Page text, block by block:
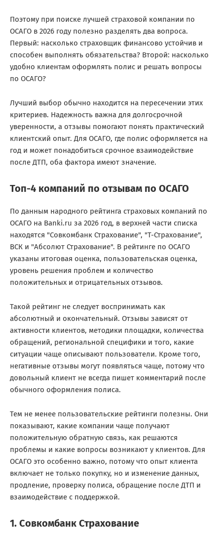
Поэтому при поиске лучшей страховой компании по
ОСАГО в 2026 году полезно разделять два вопроса.
Первый: насколько страховщик финансово устойчив и
способен выполнять обязательства? Второй: насколько
удобно клиентам оформлять полис и решать вопросы
по ОСАГО?
Лучший выбор обычно находится на пересечении этих
критериев. Надежность важна для долгосрочной
уверенности, а отзывы помогают понять практический
клиентский опыт. Для ОСАГО, где полис оформляется на
год и может понадобиться срочное взаимодействие
после ДТП, оба фактора имеют значение.
Топ-4 компаний по отзывам по ОСАГО
По данным народного рейтинга страховых компаний по
ОСАГО на Banki.ru за 2026 год, в верхней части списка
находятся "Совкомбанк Страхование", "Т-Страхование",
ВСК и "Абсолют Страхование". В рейтинге по ОСАГО
указаны итоговая оценка, пользовательская оценка,
уровень решения проблем и количество
положительных и отрицательных отзывов.
Такой рейтинг не следует воспринимать как
абсолютный и окончательный. Отзывы зависят от
активности клиентов, методики площадки, количества
обращений, региональной специфики и того, какие
ситуации чаще описывают пользователи. Кроме того,
негативные отзывы могут появляться чаще, потому что
довольный клиент не всегда пишет комментарий после
обычного оформления полиса.
Тем не менее пользовательские рейтинги полезны. Они
показывают, какие компании чаще получают
положительную обратную связь, как решаются
проблемы и какие вопросы возникают у клиентов. Для
ОСАГО это особенно важно, потому что опыт клиента
включает не только покупку, но и изменение данных,
продление, проверку полиса, обращение после ДТП и
взаимодействие с поддержкой.
1. Совкомбанк Страхование